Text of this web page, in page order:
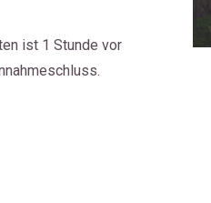
ist 1 Stunde vor